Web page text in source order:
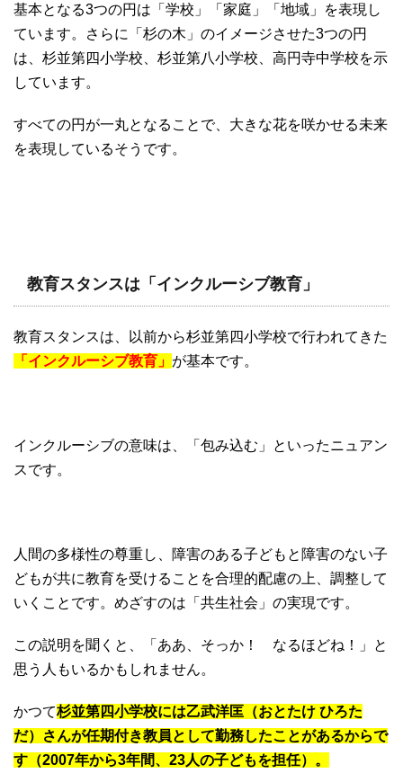
基本となる3つの円は「学校」「家庭」「地域」を表現し
ています。さらに「杉の木」のイメージさせた3つの円
は、杉並第四小学校、杉並第八小学校、高円寺中学校を示
しています。
すべての円が一丸となることで、大きな花を咲かせる未来
を表現しているそうです。
教育スタンスは「インクルーシブ教育」
教育スタンスは、以前から杉並第四小学校で行われてきた
「インクルーシブ教育」 が基本です。
インクルーシブの意味は、「包み込む」といったニュアン
スです。
人間の多様性の尊重し、障害のある子どもと障害のない子
どもが共に教育を受けることを合理的配慮の上、調整して
いくことです。めざすのは「共生社会」の実現です。
この説明を聞くと、「ああ、そっか！ なるほどね！」と
思う人もいるかもしれません。
かつて杉並第四小学校には乙武洋匡（おとたけ ひろた
だ）さんが任期付き教員として勤務したことがあるからで
す（2007年から3年間、23人の子どもを担任）。